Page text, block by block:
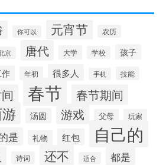
你可以 元宵节 农历
京 唐代 大学 学校 孩子
作 年初 很多人 手机 技能
春节 春节期间
汤圆 游戏 父母 玩家
是 礼物 红包 自己的
诗词 还不 适合 都是